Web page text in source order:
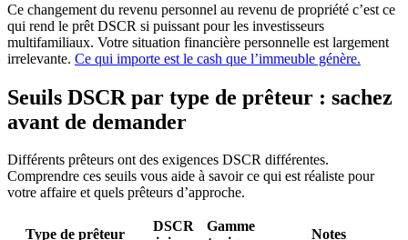
Ce changement du revenu personnel au revenu de propriété c’est ce
qui rend le prêt DSCR si puissant pour les investisseurs
multifamiliaux. Votre situation financière personnelle est largement
irrelevante. Ce qui importe est le cash que l’immeuble génère.
Seuils DSCR par type de prêteur : sachez
avant de demander
Différents prêteurs ont des exigences DSCR différentes.
Comprendre ces seuils vous aide à savoir ce qui est réaliste pour
votre affaire et quels prêteurs d’approche.
Type de prêteur
DSCR
Gamme
Notes